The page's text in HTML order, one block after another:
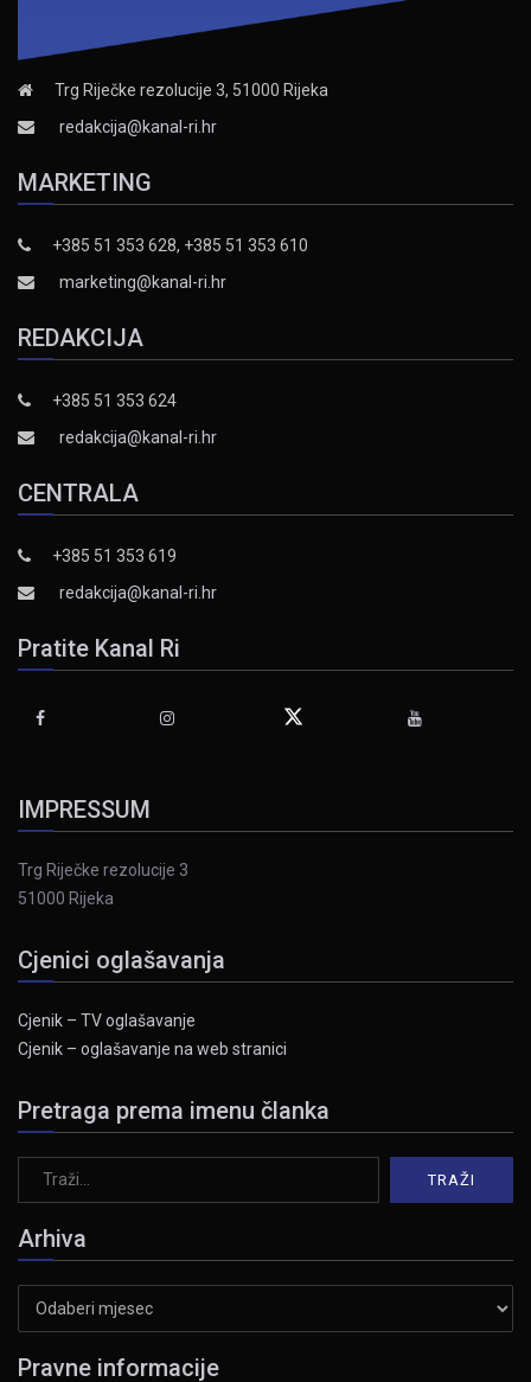
Trg Riječke rezolucije 3, 51000 Rijeka
redakcija@kanal-ri.hr
MARKETING
+385 51 353 628, +385 51 353 610
marketing@kanal-ri.hr
REDAKCIJA
+385 51 353 624
redakcija@kanal-ri.hr
CENTRALA
+385 51 353 619
redakcija@kanal-ri.hr
Pratite Kanal Ri
IMPRESSUM
Trg Riječke rezolucije 3
51000 Rijeka
Cjenici oglašavanja
Cjenik – TV oglašavanje
Cjenik – oglašavanje na web stranici
Pretraga prema imenu članka
Arhiva
Pravne informacije